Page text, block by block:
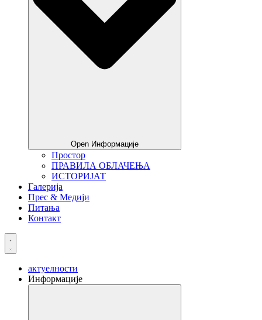
Open Информације
Простор
ПРАВИЛА ОБЛАЧЕЊА
ИСТОРИЈАТ
Галерија
Прес & Медији
Питања
Контакт
актуелности
Информације